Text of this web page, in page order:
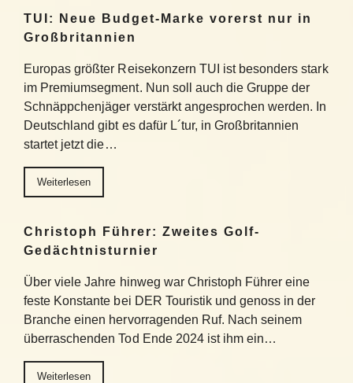
TUI: Neue Budget-Marke vorerst nur in
Großbritannien
Europas größter Reisekonzern TUI ist besonders stark
im Premiumsegment. Nun soll auch die Gruppe der
Schnäppchenjäger verstärkt angesprochen werden. In
Deutschland gibt es dafür L´tur, in Großbritannien
startet jetzt die…
Weiterlesen
Christoph Führer: Zweites Golf-
Gedächtnisturnier
Über viele Jahre hinweg war Christoph Führer eine
feste Konstante bei DER Touristik und genoss in der
Branche einen hervorragenden Ruf. Nach seinem
überraschenden Tod Ende 2024 ist ihm ein…
Weiterlesen